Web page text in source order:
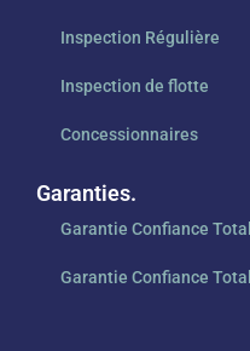
Inspection Régulière
Inspection de flotte
Concessionnaires
Garanties.
Garantie Confiance
Garantie Confiance